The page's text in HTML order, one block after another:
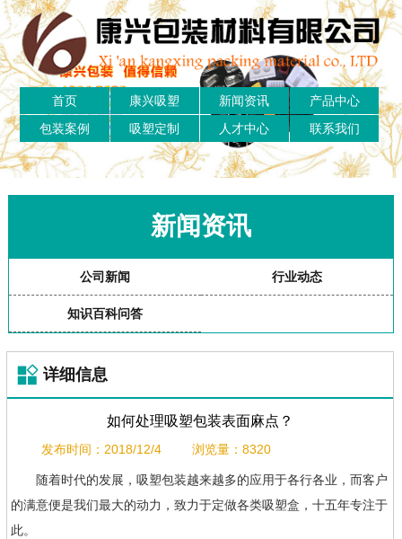
首页 康兴吸塑 新闻资讯
产品中心
包装案例
吸塑定制 人才中心 联系我们
新闻资讯
公司新闻 行业动态
知识百科问答
详细信息
如何处理吸塑包装表面麻点？
发布时间：2018/12/4 浏览量：8320
随着时代的发展，吸塑包装越来越多的应用于各行各业，而客户
的满意便是我们最大的动力，致力于定做各类吸塑盒，十五年专注于
此。